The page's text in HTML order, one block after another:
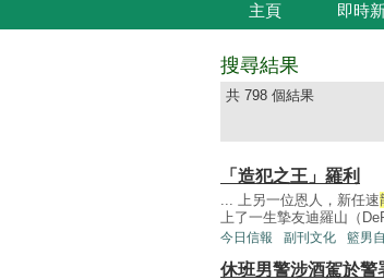
主頁 即時
搜尋結果
共 798 個結果
「造犯之王」羅利
... 上另一位恩人，新任速
上了一生摯友迪羅山（
今日信報 副刊文化 籃男
休班男警涉酒駕於警